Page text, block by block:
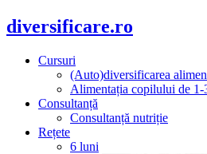
diversificare.ro
Cursuri
(Auto)diversificarea
Alimentația copilului de 1-
Consultanță
Consultanță nutriție
Rețete
6 luni